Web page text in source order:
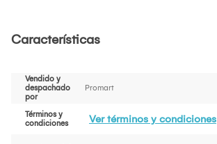
Características
Vendido y
despachado
por
Promart
Términos y
condiciones
Ver términos y condiciones